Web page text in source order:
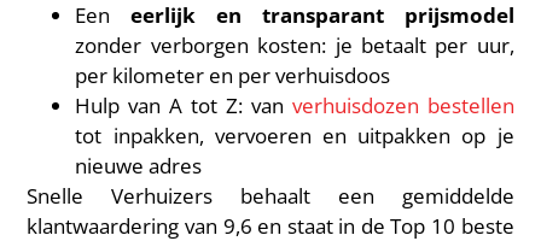
Eeneerlijk en transparant prijsmodel
zonder verborgen kosten: je betaalt per uur,
per kilometer en per verhuisdoos
Hulp van A tot Z: van verhuisdozen bestellen
tot inpakken, vervoeren en uitpakken op je
nieuwe adres
Snelle Verhuizers behaalt een gemiddelde
klantwaardering van 9,6 en staat in de Top 10 beste